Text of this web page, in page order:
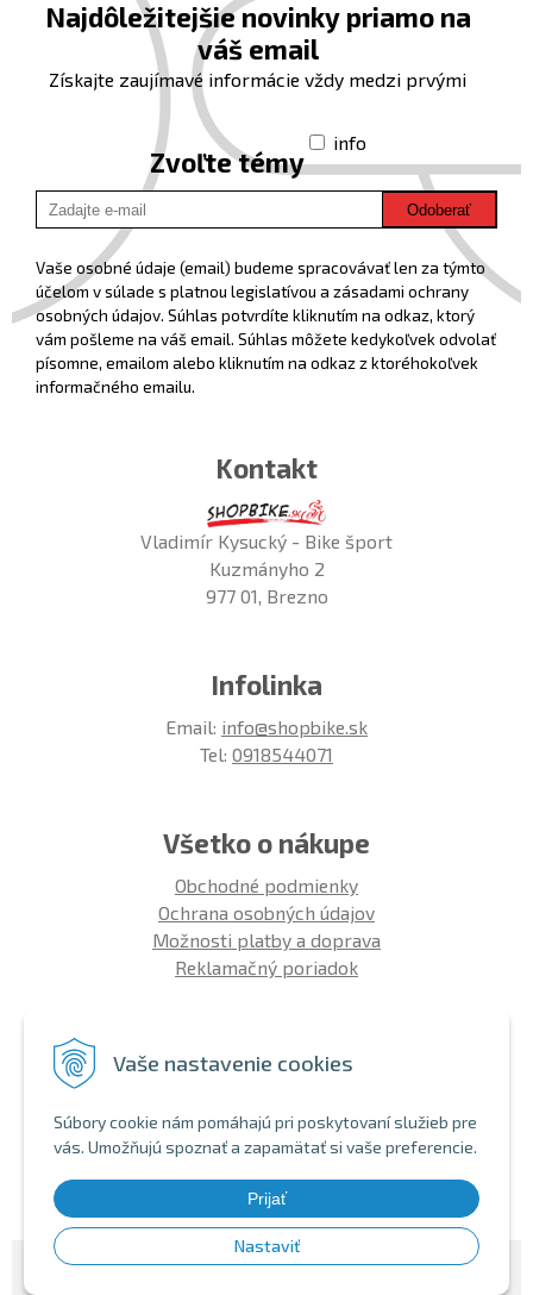
Vaše nastavenie cookies
Súbory cookie nám pomáhajú pri poskytovaní služieb pre
vás. Umožňujú spoznať a zapamätať si vaše preferencie.
Prijať
Nastaviť
Najdôležitejšie novinky priamo na
váš email
Získajte zaujímavé informácie vždy medzi prvými
Zvoľte témy
info
Odoberať
Vaše osobné údaje (email) budeme spracovávať len za týmto
účelom v súlade s platnou legislatívou a zásadami ochrany
osobných údajov. Súhlas potvrdíte kliknutím na odkaz, ktorý
vám pošleme na váš email. Súhlas môžete kedykoľvek odvolať
písomne, emailom alebo kliknutím na odkaz z ktoréhokoľvek
informačného emailu.
Kontakt
Vladimír Kysucký - Bike šport
Kuzmányho 2
977 01, Brezno
Infolinka
Email: info@shopbike.sk
Tel: 0918544071
Všetko o nákupe
Obchodné podmienky
Ochrana osobných údajov
Možnosti platby a doprava
Reklamačný poriadok
Aký bicykel kúpiť 26' | 27,5' | 29'
Nákup na splátky
Bezhotovostná platba
© 2026 SHOPBIKE •NextShop&e-shop Pohoda Connectorby